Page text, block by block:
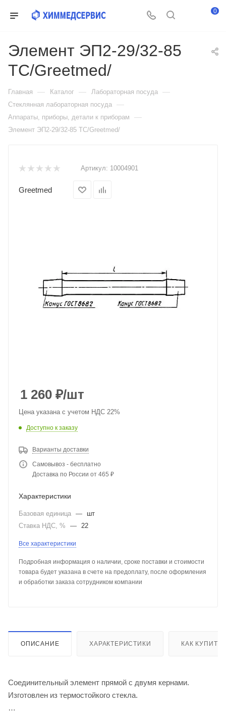
0
Элемент ЭП2-29/32-85
ТС/Greetmed/
Главная — Каталог — Лабораторная посуда —
Стеклянная лабораторная посуда —
Аппараты, приборы, детали к приборам —
Элемент ЭП2-29/32-85 ТС/Greetmed/
Артикул: 10004901
Greetmed
1 260 ₽/шт
Цена указана с учетом НДС 22%
Доступно к заказу
Варианты доставки
Самовывоз - бесплатно
Доставка по России от 465 ₽
Характеристики
Базовая единица —
шт
Ставка НДС, %
— 22
Все характеристики
Подробная информация о наличии, сроке поставки и стоимости
товара будет указана в счете на предоплату, после оформления
и обработки заказа сотрудником компании
ОПИСАНИЕ ХАРАКТЕРИСТИКИ КАК КУПИТЬ
Соединительный элемент прямой с двумя кернами.
Изготовлен из термостойкого стекла.